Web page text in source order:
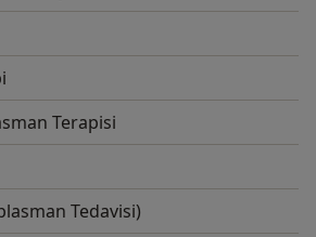
Terapisi
Tedavisi)